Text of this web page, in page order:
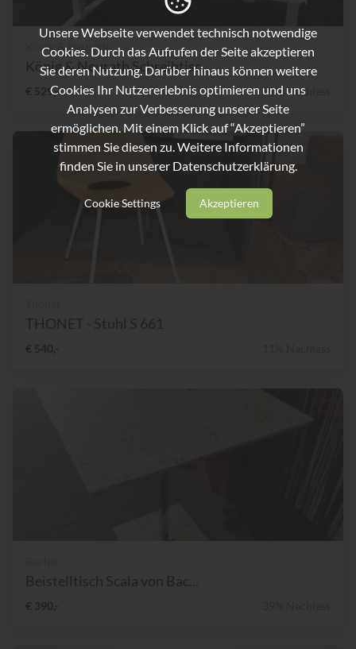
König & Neurath
König & Neurath Schreibtisc...
€ 529,- 59% Nachlass
Unsere Webseite verwendet technisch notwendige
Cookies. Durch das Aufrufen der Seite akzeptieren
Sie deren Nutzung. Darüber hinaus können weitere
Cookies Ihr Nutzererlebnis optimieren und uns
Analysen zur Verbesserung unserer Seite
ermöglichen. Mit einem Klick auf “Akzeptieren”
stimmen Sie diesen zu. Weitere Informationen
finden Sie in unserer Datenschutzerklärung.
Cookie Settings Akzeptieren